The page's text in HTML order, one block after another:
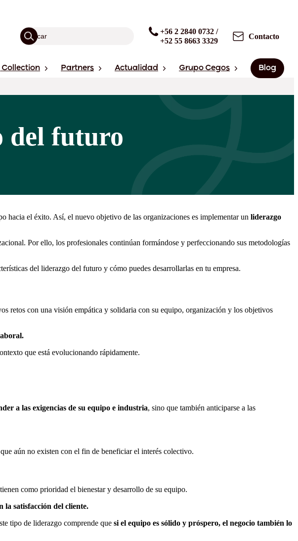
+56 2 2840 0732 /
+52 55 8663 3329
Contacto
Collection Partners Actualidad Grupo Cegos Blog
del futuro
hacia el éxito. Así, el nuevo objetivo de las organizaciones es implementar un liderazgo
Por ello, los profesionales continúan formándose y perfeccionando sus metodologías
del liderazgo del futuro y cómo puedes desarrollarlas en tu empresa.
retos con una visión empática y solidaria con su equipo, organización y los objetivos
que está evolucionando rápidamente.
a las exigencias de su equipo e industria, sino que también anticiparse a las
aún no existen con el fin de beneficiar el interés colectivo.
como prioridad el bienestar y desarrollo de su equipo.
la satisfacción del cliente.
tipo de liderazgo comprende que si el equipo es sólido y próspero, el negocio también lo